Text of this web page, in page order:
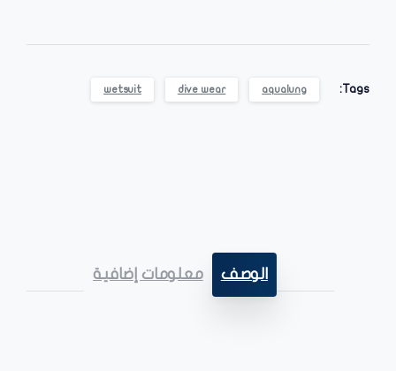
Tags:
aqualung
dive wear
wetsuit
الوصف معلومات إضافية